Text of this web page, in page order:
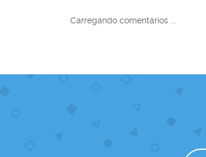
Carregando comentários ...